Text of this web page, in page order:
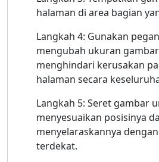
halaman di area bagian
Langkah 4: Gunakan
mengubah ukuran
menghindari kerusakan
halaman secara
Langkah 5: Seret gambar
menyesuaikan posisinya
menyelaraskannya
terdekat.